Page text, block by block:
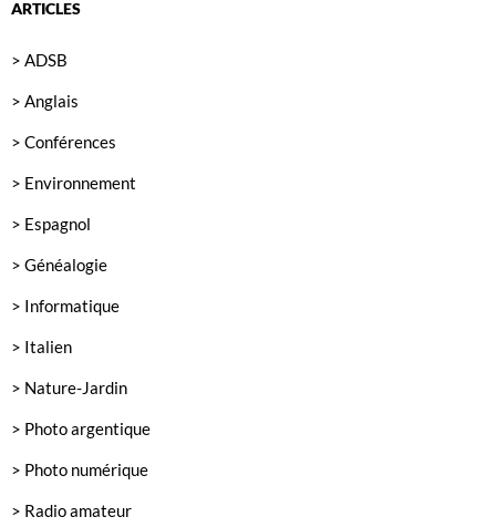
ARTICLES
> ADSB
> Anglais
> Conférences
> Environnement
> Espagnol
> Généalogie
> Informatique
> Italien
> Nature-Jardin
> Photo argentique
> Photo numérique
> Radio amateur